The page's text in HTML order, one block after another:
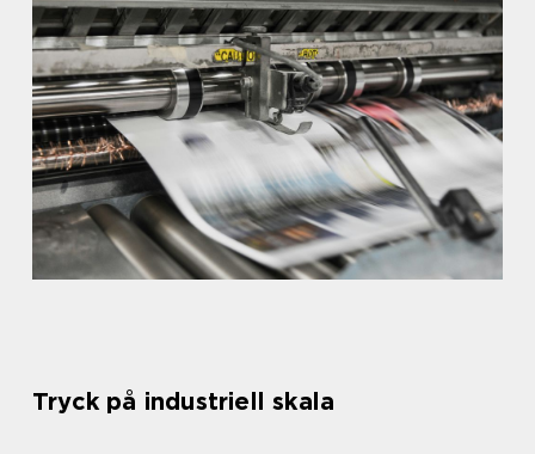
Tryck på industriell skala